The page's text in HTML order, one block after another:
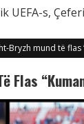
UEFA-s,
Bryzh mund të flas
Flas